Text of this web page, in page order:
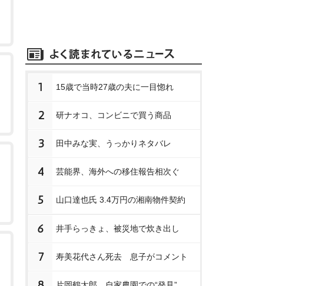
1 15歳で当時27歳の夫に一目惚れ
2 研ナオコ、コンビニで買う商品
3 田中みな実、うっかりネタバレ
4 芸能界、海外への移住報告相次ぐ
5 山口達也氏 3.4万円の湘南物件契約
6 井手らっきょ、被災地で炊き出し
7 寿美花代さん死去 息子がコメント